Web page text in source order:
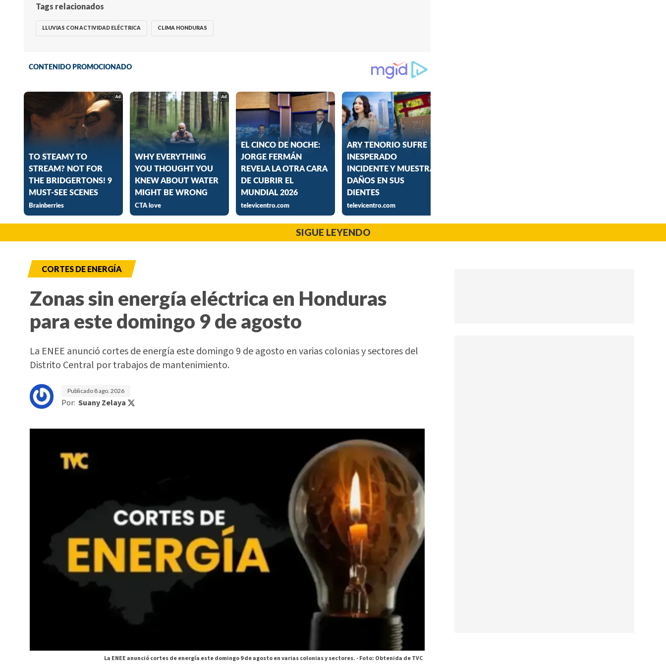
Tags relacionados
LLUVIAS CON ACTIVIDAD ELÉCTRICA CLIMA HONDURAS
SIGUE LEYENDO
CORTES DE ENERGÍA
Zonas sin energía eléctrica en Honduras
para este domingo 9 de agosto
La ENEE anunció cortes de energía este domingo 9 de agosto en varias colonias y sectores del
Distrito Central por trabajos de mantenimiento.
Publicado 8 ago. 2026
Por: Suany Zelaya
La ENEE anunció cortes de energía este domingo 9 de agosto en varias colonias y sectores. -Foto: Obtenida de TVC